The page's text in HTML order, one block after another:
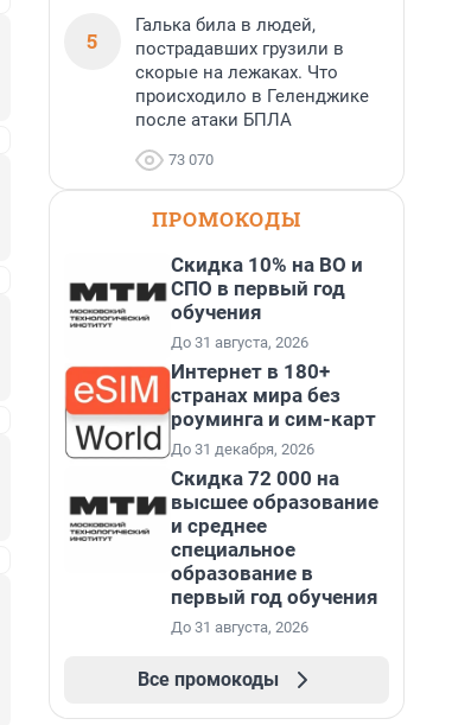
5
Галька била в людей,
пострадавших грузили в
скорые на лежаках. Что
происходило в Геленджике
после атаки БПЛА
73 070
ПРОМОКОДЫ
Скидка 10% на ВО и
СПО в первый год
обучения
До 31 августа, 2026
Интернет в 180+
странах мира без
роуминга и сим-карт
До 31 декабря, 2026
Скидка 72 000 на
высшее образование
и среднее
специальное
образование в
первый год обучения
До 31 августа, 2026
Все промокоды